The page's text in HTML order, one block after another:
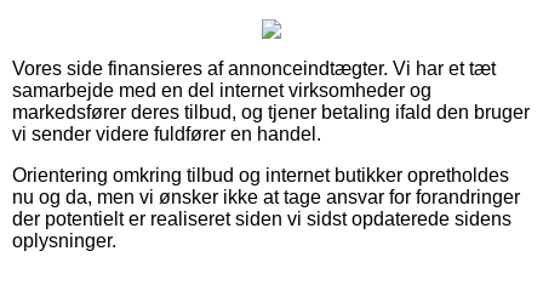
Vores side finansieres af annonceindtægter. Vi har et tæt
samarbejde med en del internet virksomheder og
markedsfører deres tilbud, og tjener betaling ifald den bruger
vi sender videre fuldfører en handel.
Orientering omkring tilbud og internet butikker opretholdes
nu og da, men vi ønsker ikke at tage ansvar for forandringer
der potentielt er realiseret siden vi sidst opdaterede sidens
oplysninger.